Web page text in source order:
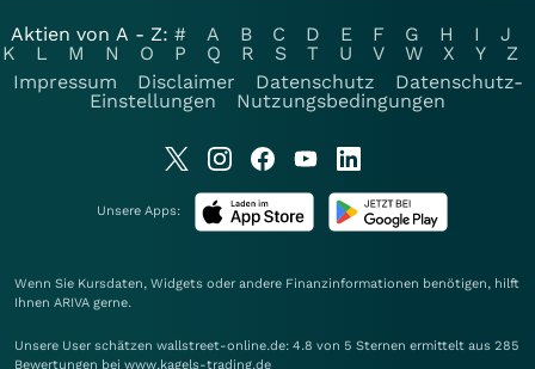
Aktien von A - Z: # A B C D E F G H I
J
K
L M N O P Q R S T U V W X Y
Z
Impressum
Disclaimer Datenschutz
Datenschutz-
Einstellungen
Nutzungsbedingungen
Unsere Apps:
Wenn Sie Kursdaten, Widgets oder andere Finanzinformationen benötigen, hilft
Ihnen ARIVA gerne.
Unsere User schätzen wallstreet-online.de: 4.8 von 5 Sternen ermittelt aus 285
Bewertungen bei www.kagels-trading.de